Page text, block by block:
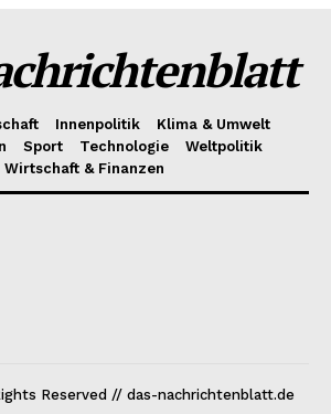
Innenpolitik
Klima & Umwelt
Sport Technologie
Weltpolitik
Wirtschaft & Finanzen
Reserved // das-nachrichtenblatt.de